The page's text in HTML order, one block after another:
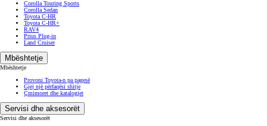
Corolla Touring Sports
Corolla Sedan
Toyota C-HR
Toyota C-HR+
RAV4
Prius Plug-in
Land Cruiser
Mbështetje
Mbështetje
Provoni Toyota-n pa pagesë
Gjej një përfaqësi shitje
Çmimoret dhe katalogjet
Servisi dhe aksesorët
Servisi dhe aksesorët